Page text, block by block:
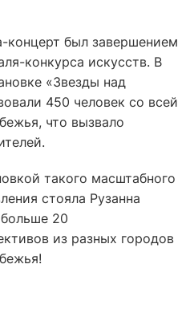
концерт был завершением
конкурса искусств. В
«Звезды над
450 человек со всей
что вызвало
такого масштабного
стояла Рузанна
20
из разных городов